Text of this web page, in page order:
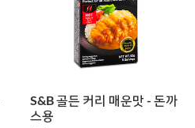
S&B 골든 커리 매운맛 - 돈까
스용